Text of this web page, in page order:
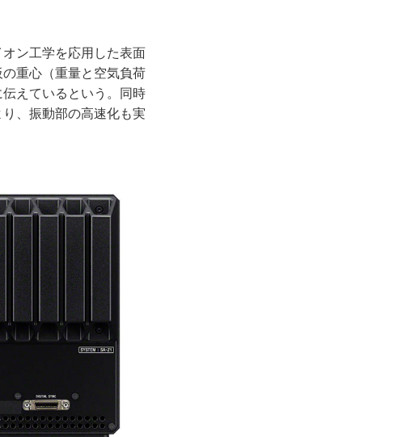
ン工学を応用した表面
重心（重量と空気負荷
えているという。同時
、振動部の高速化も実